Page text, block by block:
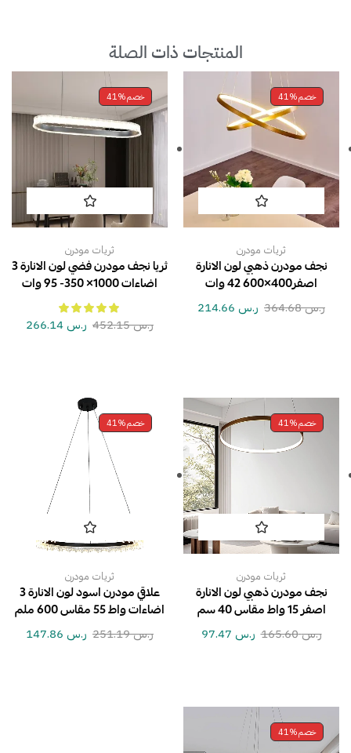
المنتجات ذات الصلة
خصم41%
ثريات مودرن
نجف مودرن ذهبي لون الانارة
اصفر400×600 42 وات
ر.س364.68 ر.س
خصم41%
ثريات مودرن
ثريا نجف مودرن فضي لون الانارة 3
اضاءات 1000× 350- 95 وات
ر.س452.15 ر.س
خصم41%
ثريات مودرن
نجف مودرن ذهبي لون الانارة
اصفر 15 واط مقاس 40 سم
ر.س165.60 ر.س
خصم41%
ثريات مودرن
علاقي مودرن اسود لون الانارة 3
اضاءات واط 55 مقاس 600 ملم
ر.س251.19 ر.س
خصم41%